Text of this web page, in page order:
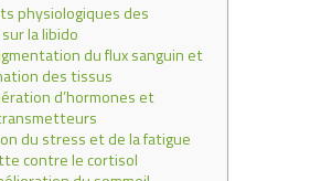
physiologiques des
la libido
du flux sanguin et
des tissus
d’hormones et
du stress et de la fatigue
contre le cortisol